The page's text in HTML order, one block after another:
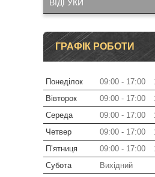
ВІДГУКИ
ГРАФІК РОБОТИ
Понеділок 09:00 17:00
Вівторок
09:00 17:00
Середа
09:00 17:00
Четвер
09:00 17:00
Пʼятниця
09:00 17:00
Субота
Вихідний